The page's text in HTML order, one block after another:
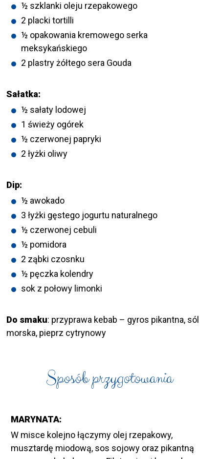
½ szklanki oleju rzepakowego
2 placki tortilli
½ opakowania kremowego serka
meksykańskiego
2 plastry żółtego sera Gouda
Sałatka:
½ sałaty lodowej
1 świeży ogórek
½ czerwonej papryki
2 łyżki oliwy
Dip:
½ awokado
3 łyżki gęstego jogurtu naturalnego
½ czerwonej cebuli
½ pomidora
2 ząbki czosnku
½ pęczka kolendry
sok z połowy limonki
Do smaku: przyprawa kebab – gyros pikantna, sól
morska, pieprz cytrynowy
Sposób przygotowania
MARYNATA:
W misce kolejno łączymy olej rzepakowy,
musztardę miodową, sos sojowy oraz pikantną